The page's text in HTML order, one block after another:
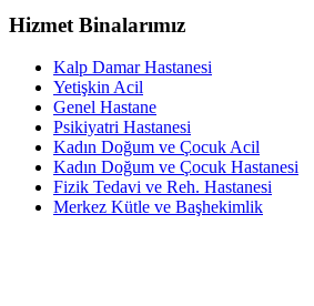
Hizmet Binalarımız
Kalp Damar Hastanesi
Yetişkin Acil
Genel Hastane
Psikiyatri Hastanesi
Kadın Doğum ve Çocuk Acil
Kadın Doğum ve Çocuk Hastanesi
Fizik Tedavi ve Reh. Hastanesi
Merkez Kütle ve Başhekimlik